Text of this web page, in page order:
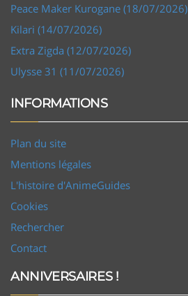
Peace Maker Kurogane (18/07/2026)
Kilari (14/07/2026)
Extra Zigda (12/07/2026)
Ulysse 31 (11/07/2026)
INFORMATIONS
Plan du site
Mentions légales
L'histoire d'AnimeGuides
Cookies
Rechercher
Contact
ANNIVERSAIRES !